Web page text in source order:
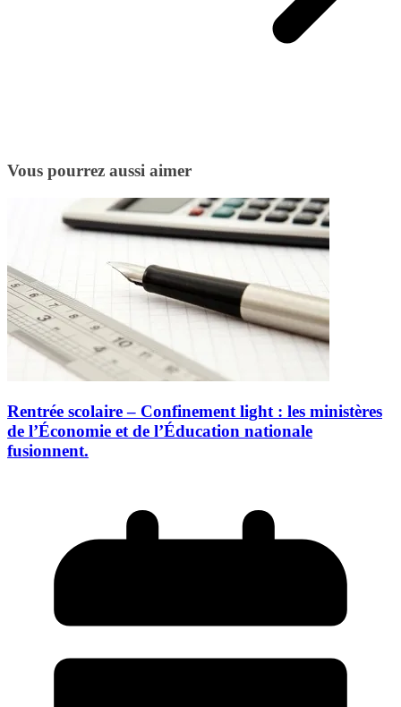
Vous pourrez aussi aimer
Rentrée scolaire – Confinement light : les ministères
de l’Économie et de l’Éducation nationale
fusionnent.